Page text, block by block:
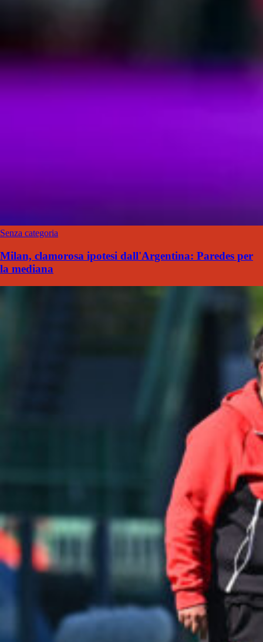
Senza categoria
Milan, clamorosa ipotesi dall'Argentina: Paredes per
la mediana